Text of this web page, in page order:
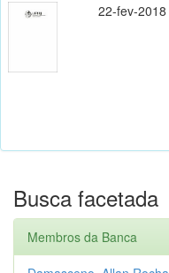
22-fev-2018
Busca facetada
Membros da Banca